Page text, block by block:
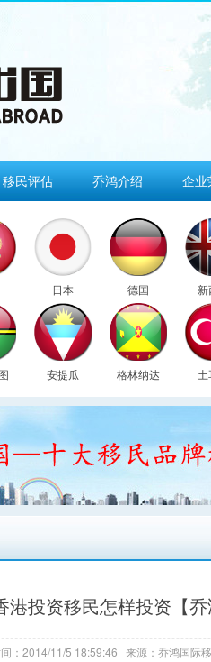
移民评估 乔鸿介绍 企业
日本 德国
安提瓜 格林纳达
港投资移民怎样投资【乔
：2014/11/5 18:59:46 来源：乔鸿国际